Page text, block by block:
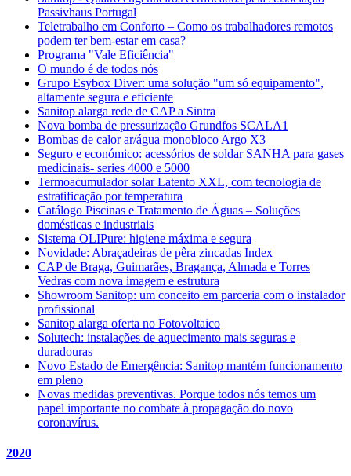
Passivhaus Portugal
Teletrabalho em Conforto – Como os trabalhadores remotos
podem ter bem-estar em casa?
Programa "Vale Eficiência"
O mundo é de todos nós
Grupo Esybox Diver: uma solução "um só equipamento",
altamente segura e eficiente
Sanitop alarga rede de CAP a Sintra
Nova bomba de pressurização Grundfos SCALA1
Bombas de calor ar/água monobloco Argo X3
Seguro e económico: acessórios de soldar SANHA para gases
medicinais- series 4000 e 5000
Termoacumulador solar Latento XXL, com tecnologia de
estratificação por temperatura
Catálogo Piscinas e Tratamento de Águas – Soluções
domésticas e industriais
Sistema OLIPure: higiene máxima e segura
Novidade: Abraçadeiras de pêra zincadas Index
CAP de Braga, Guimarães, Bragança, Almada e Torres
Vedras com nova imagem e estrutura
Showroom Sanitop: um conceito em parceria com o instalador
profissional
Sanitop alarga oferta no Fotovoltaico
Solutech: instalações de aquecimento mais seguras e
duradouras
Novo Estado de Emergência: Sanitop mantém funcionamento
em pleno
Novas medidas preventivas. Porque todos nós temos um
papel importante no combate à propagação do novo
coronavírus.
2020